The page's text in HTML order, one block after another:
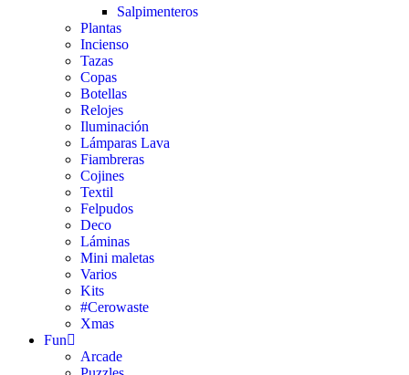
Salpimenteros
Plantas
Incienso
Tazas
Copas
Botellas
Relojes
Iluminación
Lámparas Lava
Fiambreras
Cojines
Textil
Felpudos
Deco
Láminas
Mini maletas
Varios
Kits
#Cerowaste
Xmas
Fun
Arcade